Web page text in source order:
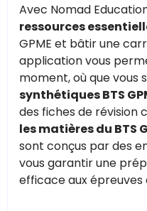
Avec Nomad
ressources
GPME et bâtir une
application vous
moment, où que vous
synthétiques BTS
des fiches de révision
les matières du BTS
sont conçus par des
vous garantir une
efficace aux épreuves